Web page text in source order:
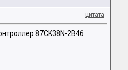
цитата
87CK38N-2B46